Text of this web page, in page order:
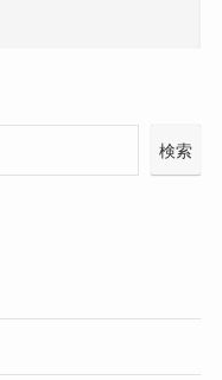
検索